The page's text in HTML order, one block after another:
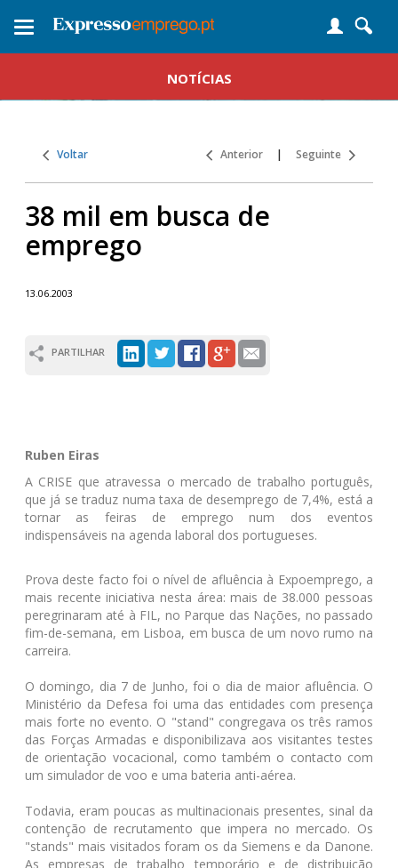
Toggle
NOTÍCIAS
Voltar Anterior | Seguinte
38 mil em busca de
emprego
13.06.2003
PARTILHAR
Ruben Eiras
A CRISE que atravessa o mercado de trabalho português,
que já se traduz numa taxa de desemprego de 7,4%, está a
tornar as feiras de emprego num dos eventos
indispensáveis na agenda laboral dos portugueses.
Prova deste facto foi o nível de afluência à Expoemprego, a
mais recente iniciativa nesta área: mais de 38.000 pessoas
peregrinaram até à FIL, no Parque das Nações, no passado
fim-de-semana, em Lisboa, em busca de um novo rumo na
carreira.
O domingo, dia 7 de Junho, foi o dia de maior afluência. O
Ministério da Defesa foi uma das entidades com presença
mais forte no evento. O "stand" congregava os três ramos
das Forças Armadas e disponibilizava aos visitantes testes
de orientação vocacional, como também o contacto com
um simulador de voo e uma bateria anti-aérea.
Todavia, eram poucas as multinacionais presentes, sinal da
contenção de recrutamento que impera no mercado. Os
"stands" mais visitados foram os da Siemens e da Danone.
As empresas de trabalho temporário e de distribuição